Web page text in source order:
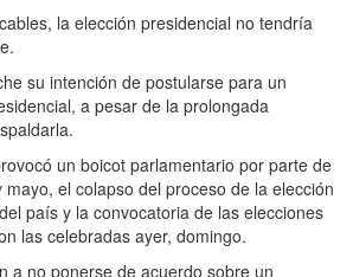
la elección presidencial no tendría
su intención de postularse para un
a pesar de la prolongada
un boicot parlamentario por parte de
el colapso del proceso de la elección
país y la convocatoria de las elecciones
las celebradas ayer, domingo.
a no ponerse de acuerdo sobre un